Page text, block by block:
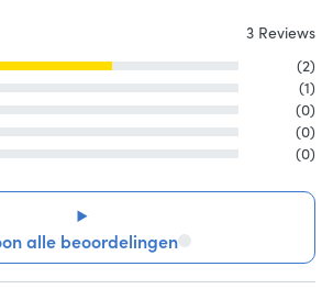
3 Reviews
(2)
(1)
(0)
(0)
(0)
alle beoordelingen